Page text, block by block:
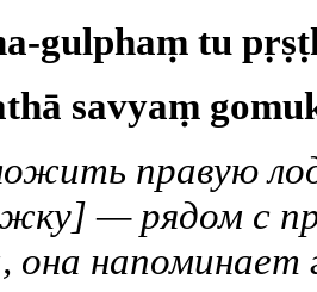
gulphaṃ tu
savyaṃ
правую
— рядом с
она напоминает